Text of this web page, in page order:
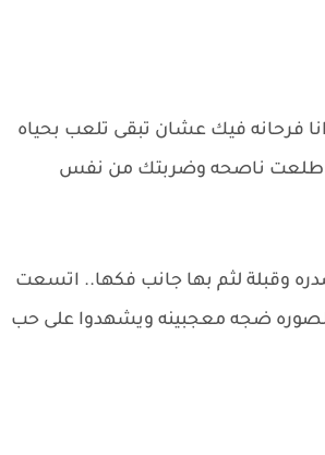
فرحانه فيك عشان تبقى تلعب بحياه
طلعت ناصحه وضربتك من نفس
وقبلة لثم بها جانب فكها.. اتسعت
ضجه معجبينه ويشهدوا على حب